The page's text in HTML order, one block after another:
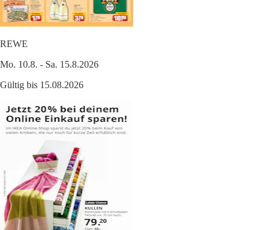
REWE
Mo. 10.8. - Sa. 15.8.2026
Gültig bis 15.08.2026